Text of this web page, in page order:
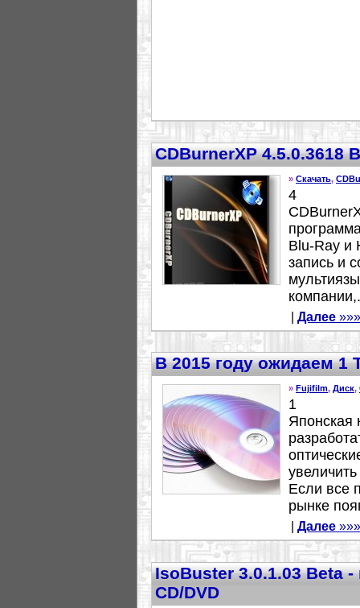
CDBurnerXP 4.5.0.3618
» Скачать,
4
Blu-Ray и
запись и
Далее »»»
В 2015 году ожидаем 1
» Fujifilm, Диск,
1
Японская
Если все
рынке
Далее »»»
IsoBuster 3.0.1.03 Beta
CD/DVD